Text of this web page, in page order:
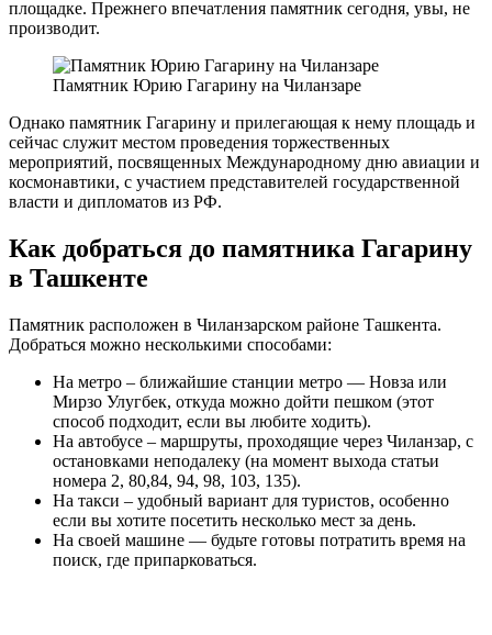
площадке. Прежнего впечатления памятник сегодня, увы, не
производит.
Памятник Юрию Гагарину на Чиланзаре
Однако памятник Гагарину и прилегающая к нему площадь и
сейчас служит местом проведения торжественных
мероприятий, посвященных Международному дню авиации и
космонавтики, с участием представителей государственной
власти и дипломатов из РФ.
Как добраться до памятника Гагарину
в Ташкенте
Памятник расположен в Чиланзарском районе Ташкента.
Добраться можно несколькими способами:
На метро – ближайшие станции метро — Новза или
Мирзо Улугбек, откуда можно дойти пешком (этот
способ подходит, если вы любите ходить).
На автобусе – маршруты, проходящие через Чиланзар, с
остановками неподалеку (на момент выхода статьи
номера 2, 80,84, 94, 98, 103, 135).
На такси – удобный вариант для туристов, особенно
если вы хотите посетить несколько мест за день.
На своей машине — будьте готовы потратить время на
поиск, где припарковаться.